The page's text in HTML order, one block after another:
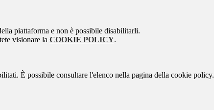
piattaforma e non è possibile disabilitarli.
visionare la COOKIE POLICY.
È possibile consultare l'elenco nella pagina della cookie policy.